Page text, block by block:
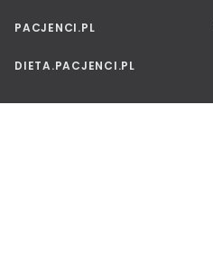
PACJENCI.PL
DIETA.PACJENCI.PL